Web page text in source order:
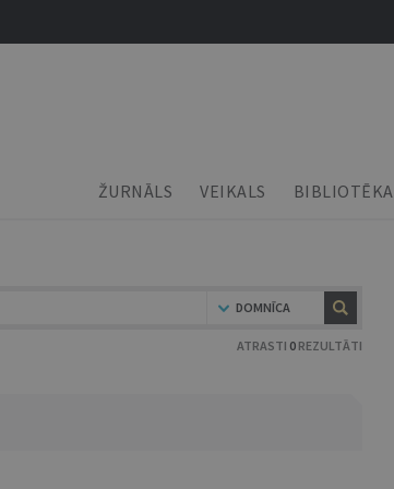
ŽURNĀLS VEIKALS BIBLIOTĒKA
DOMNĪCA
ATRASTI 0 REZULTĀTI